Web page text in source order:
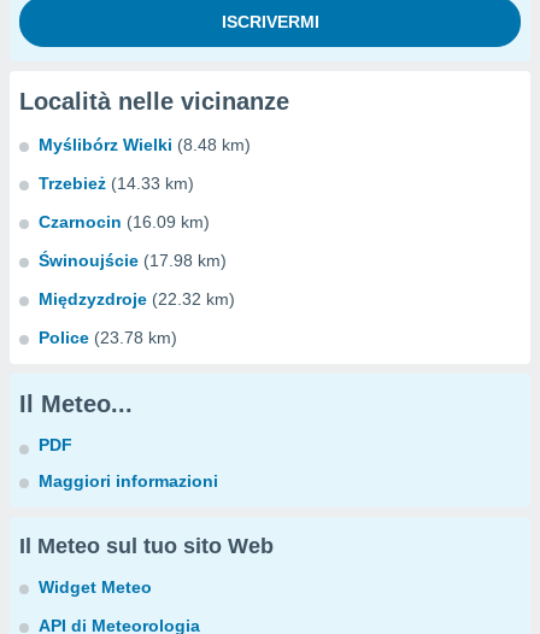
Località nelle vicinanze
Myślibórz Wielki (8.48 km)
Trzebież (14.33 km)
Czarnocin (16.09 km)
Świnoujście (17.98 km)
Międzyzdroje (22.32 km)
Police (23.78 km)
Il Meteo...
PDF
Maggiori informazioni
Il Meteo sul tuo sito Web
Widget Meteo
API di Meteorologia